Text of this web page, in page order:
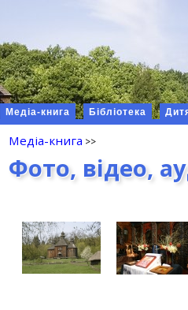
Медіа-книга Бібліотека
Медіа-книга
Фото, відео,